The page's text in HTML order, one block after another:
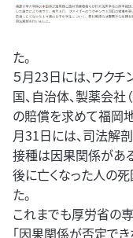
た。
５月23日には、ワクチ
国、自治体、製薬会社
の賠償を求めて福岡
月31日には、司法解
接種は因果関係があ
後に亡くなった人の
た。
これまでも厚労省の
「因果関係が否定で